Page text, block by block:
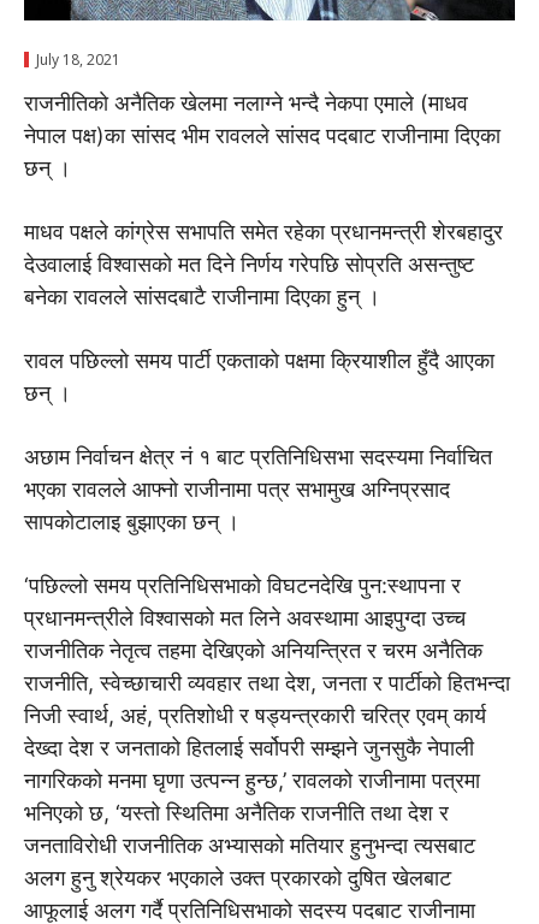
July 18, 2021
राजनीतिकाे अनैतिक खेलमा नलाग्ने भन्दै नेकपा एमाले (माधव
नेपाल पक्ष)का सांसद भीम रावलले सांसद पदबाट राजीनामा दिएका
छन् ।
माधव पक्षले कांग्रेस सभापति समेत रहेका प्रधानमन्त्री शेरबहादुर
देउवालाई विश्वासकाे मत दिने निर्णय गरेपछि साेप्रति असन्तुष्ट
बनेका रावलले सांसदबाटै राजीनामा दिएका हुन् ।
रावल पछिल्लाे समय पार्टी एकताकाे पक्षमा क्रियाशील हुँदै आएका
छन् ।
अछाम निर्वाचन क्षेत्र नं १ बाट प्रतिनिधिसभा सदस्यमा निर्वाचित
भएका रावलले आफ्नाे राजीनामा पत्र सभामुख अग्निप्रसाद
सापकाेटालाइ बुझाएका छन् ।
‘पछिल्लो समय प्रतिनिधिसभाको विघटनदेखि पुन:स्थापना र
प्रधानमन्त्रीले विश्वासको मत लिने अवस्थामा आइपुग्दा उच्च
राजनीतिक नेतृत्व तहमा देखिएको अनियन्त्रित र चरम अनैतिक
राजनीति, स्वेच्छाचारी व्यवहार तथा देश, जनता र पार्टीको हितभन्दा
निजी स्वार्थ, अहं, प्रतिशोधी र षड्यन्त्रकारी चरित्र एवम् कार्य
देख्दा देश र जनताको हितलाई सर्वोपरी सम्झने जुनसुकै नेपाली
नागरिकको मनमा घृणा उत्पन्न हुन्छ,’ रावलको राजीनामा पत्रमा
भनिएको छ, ‘यस्तो स्थितिमा अनैतिक राजनीति तथा देश र
जनताविरोधी राजनीतिक अभ्यासको मतियार हुनुभन्दा त्यसबाट
अलग हुनु श्रेयकर भएकाले उक्त प्रकारको दुषित खेलबाट
आफूलाई अलग गर्दै प्रतिनिधिसभाको सदस्य पदबाट राजीनामा